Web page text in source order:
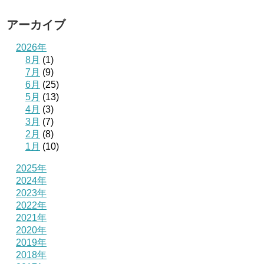
アーカイブ
2026年
8月 (1)
7月 (9)
6月 (25)
5月 (13)
4月 (3)
3月 (7)
2月 (8)
1月 (10)
2025年
2024年
2023年
2022年
2021年
2020年
2019年
2018年